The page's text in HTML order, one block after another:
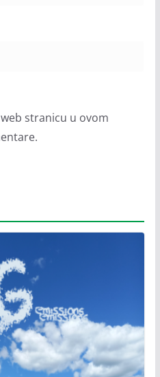
stranicu u ovom